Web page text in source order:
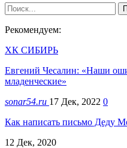
Рекомендуем:
ХК СИБИРЬ
Евгений Чесалин: «Наши
младенческие»
sonar54.ru 17 Дек, 2022 0
Как написать письмо Деду
12 Дек, 2020